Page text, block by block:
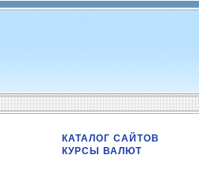
КАТАЛОГ САЙТОВ
КУРСЫ ВАЛЮТ